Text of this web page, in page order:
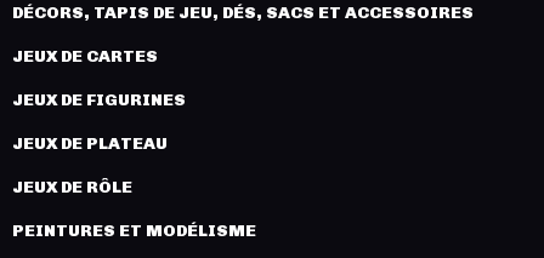
DÉCORS, TAPIS DE JEU, DÉS, SACS ET ACCESSOIRES
JEUX DE CARTES
JEUX DE FIGURINES
JEUX DE PLATEAU
JEUX DE RÔLE
PEINTURES ET MODÉLISME